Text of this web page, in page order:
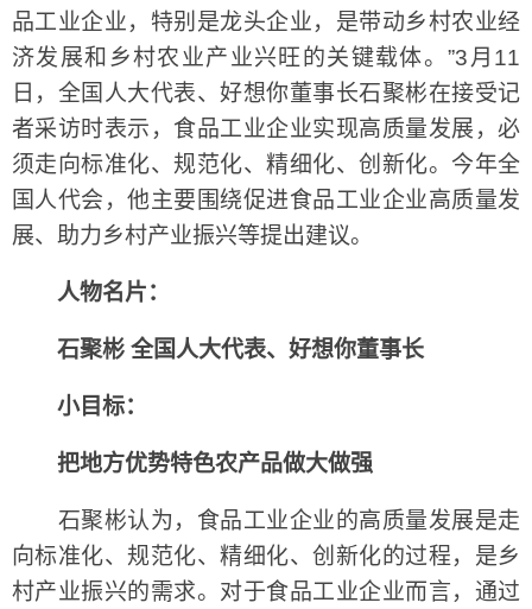
品工业企业，特别是龙头企业，是带动乡村农业经
济发展和乡村农业产业兴旺的关键载体。”3月11
日，全国人大代表、好想你董事长石聚彬在接受记
者采访时表示，食品工业企业实现高质量发展，必
须走向标准化、规范化、精细化、创新化。今年全
国人代会，他主要围绕促进食品工业企业高质量发
展、助力乡村产业振兴等提出建议。
人物名片：
石聚彬 全国人大代表、好想你董事长
小目标：
把地方优势特色农产品做大做强
石聚彬认为，食品工业企业的高质量发展是走
向标准化、规范化、精细化、创新化的过程，是乡
村产业振兴的需求。对于食品工业企业而言，通过